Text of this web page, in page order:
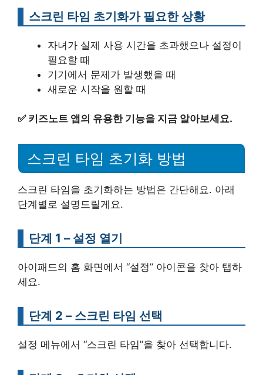
스크린 타임 초기화가 필요한 상황
자녀가 실제 사용 시간을 초과했으나 설정이
필요할 때
기기에서 문제가 발생했을 때
새로운 시작을 원할 때
✅ 키즈노트 앱의 유용한 기능을 지금 알아보세요.
스크린 타임 초기화 방법
스크린 타임을 초기화하는 방법은 간단해요. 아래
단계별로 설명드릴게요.
단계 1 – 설정 열기
아이패드의 홈 화면에서 “설정” 아이콘을 찾아 탭하
세요.
단계 2 – 스크린 타임 선택
설정 메뉴에서 “스크린 타임”을 찾아 선택합니다.